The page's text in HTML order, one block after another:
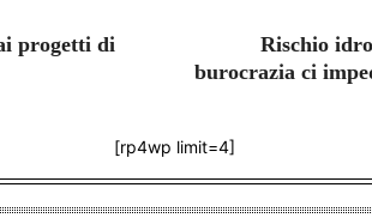
progetti di
Rischio
burocrazia ci
[rp4wp limit=4]